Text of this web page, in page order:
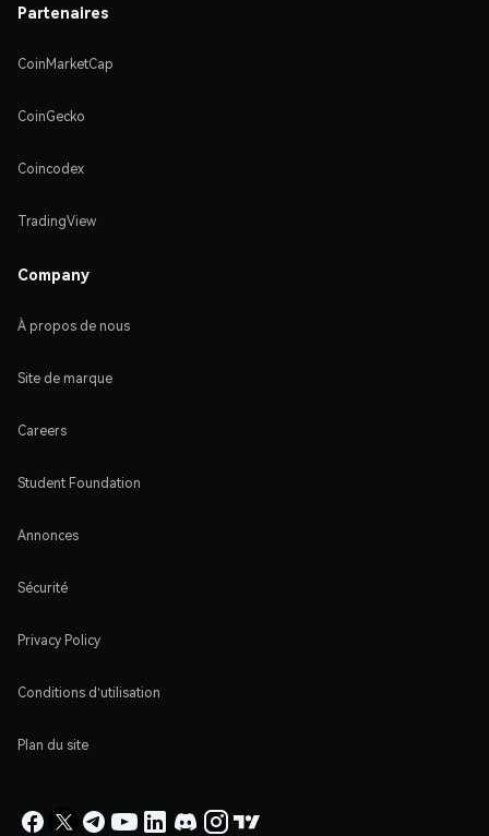
Partenaires
CoinMarketCap
CoinGecko
Coincodex
TradingView
Company
À propos de nous
Site de marque
Careers
Student Foundation
Annonces
Sécurité
Privacy Policy
Conditions d'utilisation
Plan du site